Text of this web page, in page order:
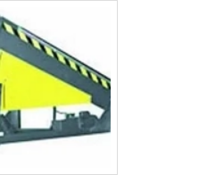
no mercado. A
se destacado da
e qualidade, que
clientes de ponta a